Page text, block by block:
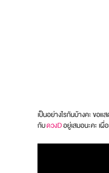
เป็นอย่างไรกันบ้างคะ ขอ
กับดวงDอยู่เสมอนะคะ เ